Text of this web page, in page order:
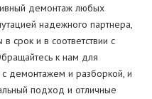
демонтаж любых
надежного партнера,
срок и в соответствии с
к нам для
демонтажем и разборкой, и
подход и отличные